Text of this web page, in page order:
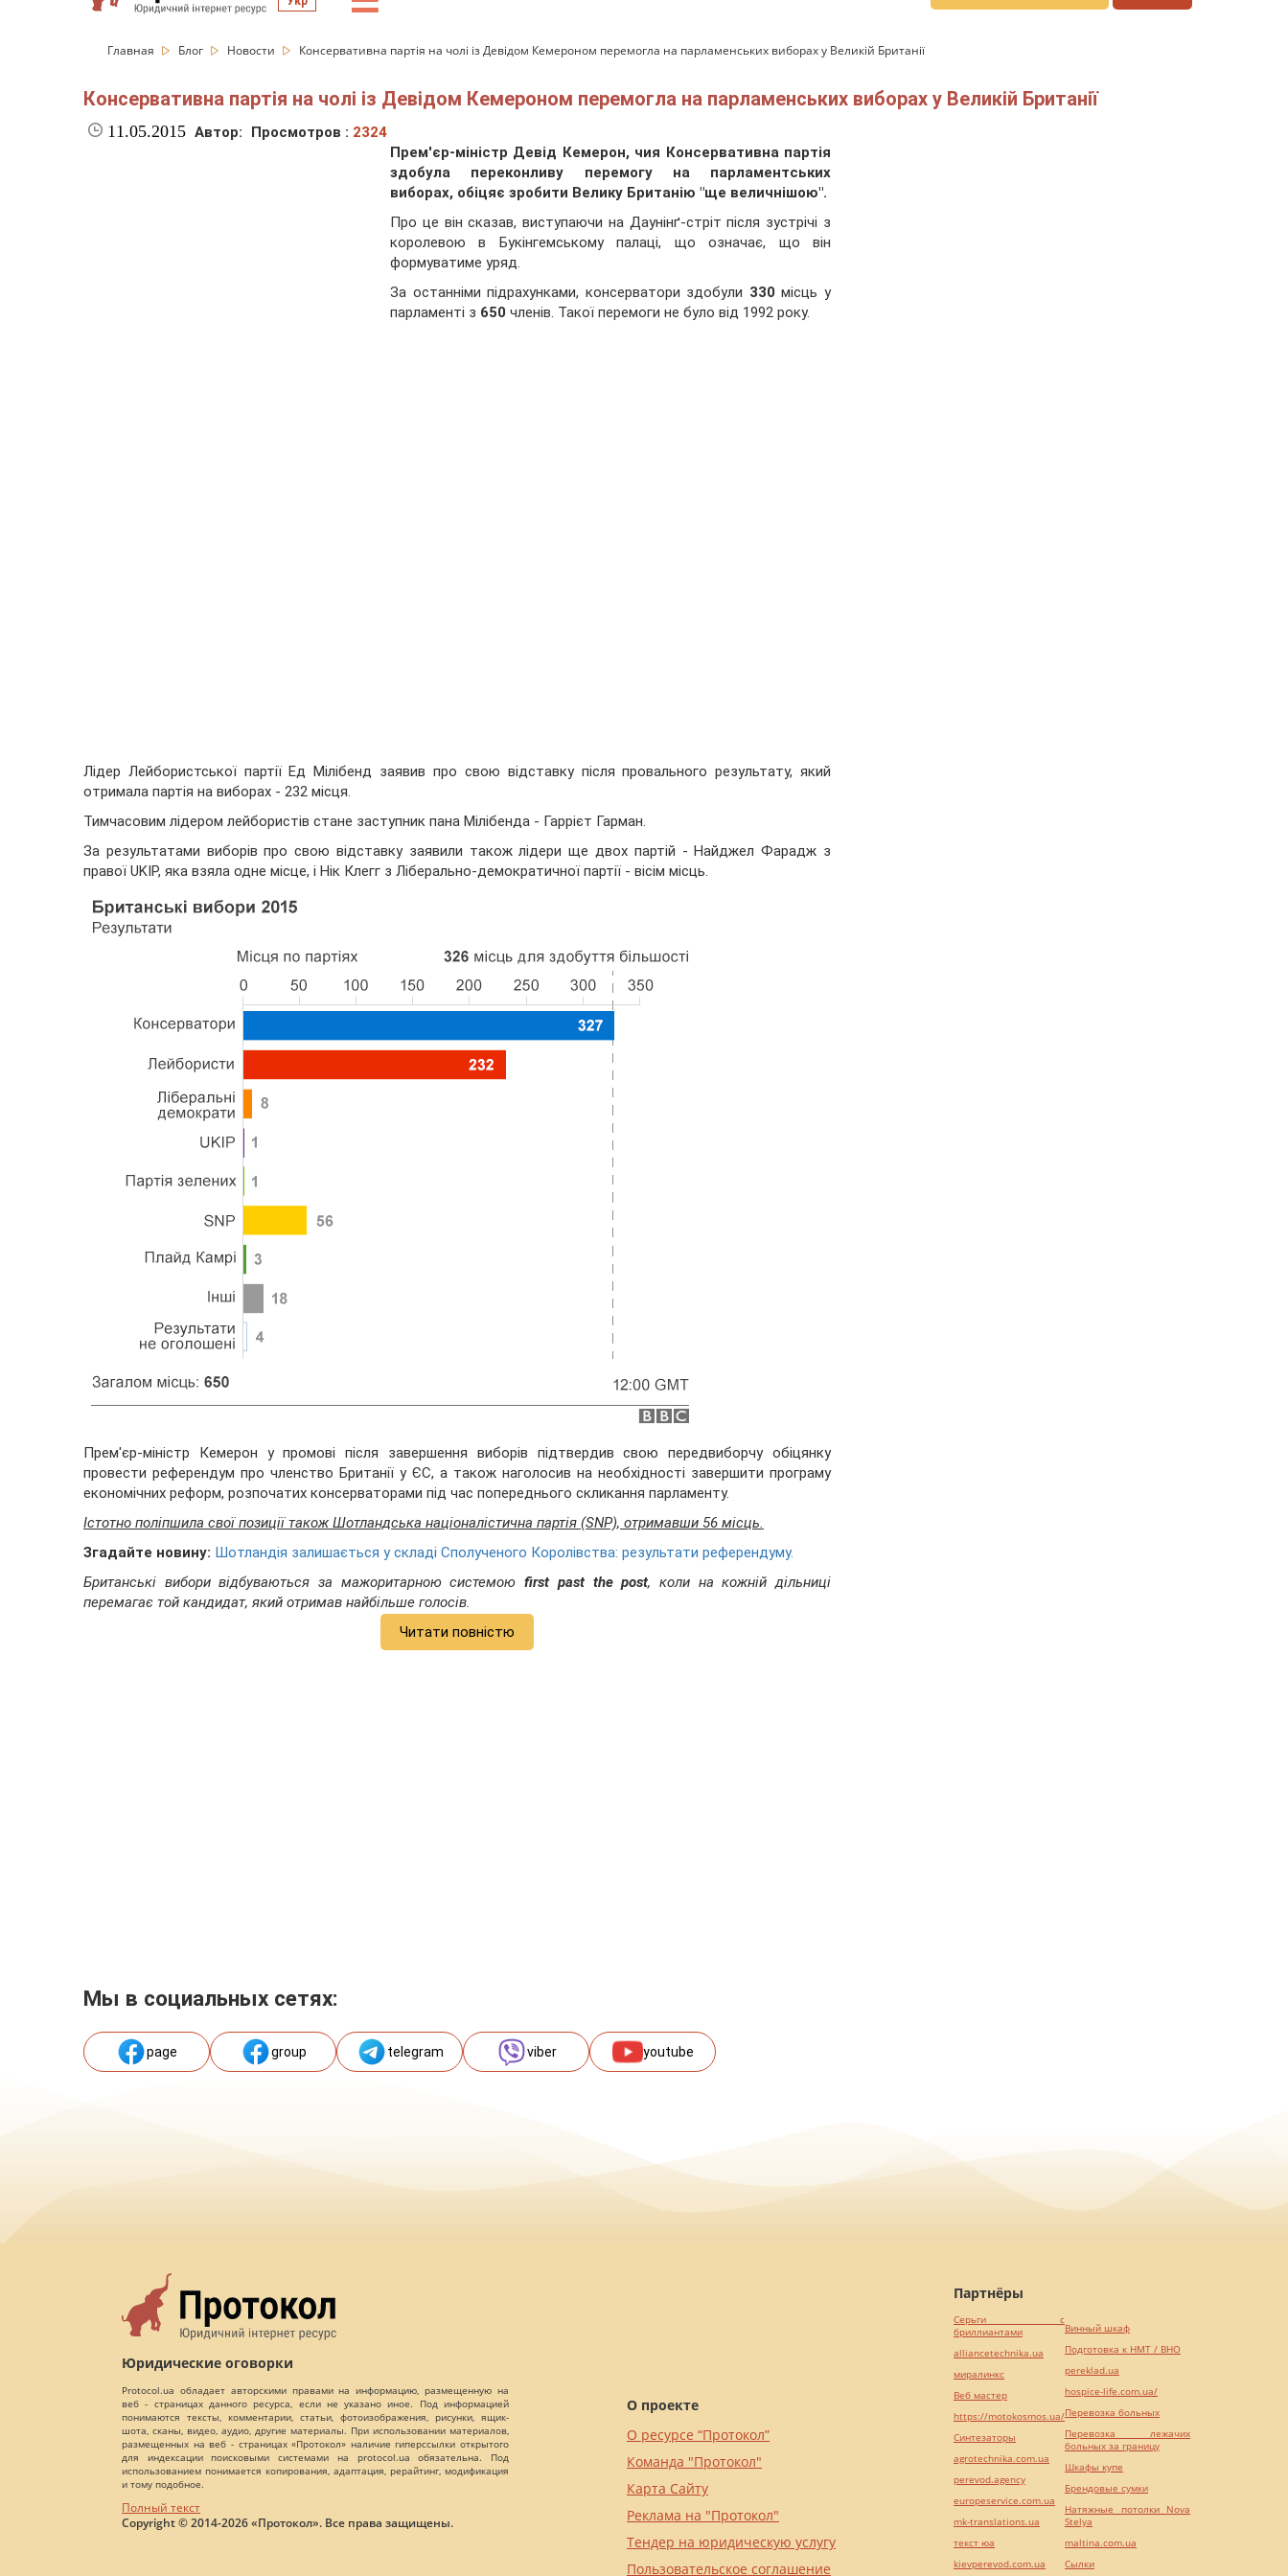
Главная Блог Новости Консервативна партія на чолі із Девідом Кемероном перемогла на парламенських виборах у Великій Британії
Консервативна партія на чолі із Девідом Кемероном перемогла на парламенських виборах у Великій Британії
11.05.2015 Автор: Просмотров : 2324
Прем'єр-міністр Девід Кемерон, чия Консервативна партія
здобула переконливу перемогу на парламентських
виборах, обіцяє зробити Велику Британію "ще величнішою".
Про це він сказав, виступаючи на Даунінґ-стріт після зустрічі з
королевою в Букінгемському палаці, що означає, що він
формуватиме уряд.
За останніми підрахунками, консерватори здобули 330місць у
парламенті з 650 членів. Такої перемоги не було від 1992 року.
Лідер Лейбористської партії Ед Мілібенд заявив про свою відставку після провального результату, який
отримала партія на виборах - 232 місця.
Тимчасовим лідером лейбористів стане заступник пана Мілібенда - Гаррієт Гарман.
За результатами виборів про свою відставку заявили також лідери ще двох партій - Найджел Фарадж з
правої UKIP, яка взяла одне місце, і Нік Клегг з Ліберально-демократичної партії - вісім місць.
Прем'єр-міністр Кемерон у промові після завершення виборів підтвердив свою передвиборчу обіцянку
провести референдум про членство Британії у ЄС, а також наголосив на необхідності завершити програму
економічних реформ, розпочатих консерваторами під час попереднього скликання парламенту.
Істотно поліпшила свої позиції також Шотландська націоналістична партія (SNP), отримавши 56 місць.
Згадайте новину: Шотландія залишається у складі Сполученого Королівства: результати референдуму.
Британські вибори відбуваються за мажоритарною системоюfirst past the post, коли на кожній дільниці
перемагає той кандидат, який отримав найбільше голосів.
Читати повністю
Мы в социальных сетях:
page group telegram viber youtube
Юридические оговорки
Protocol.ua обладает авторскими правами на информацию, размещенную на
веб - страницах данного ресурса, если не указано иное. Под информацией
понимаются тексты, комментарии, статьи, фотоизображения, рисунки, ящик-
шота, сканы, видео, аудио, другие материалы. При использовании материалов,
размещенных на веб - страницах «Протокол» наличие гиперссылки открытого
для индексации поисковыми системами на protocol.ua обязательна. Под
использованием понимается копирования, адаптация, рерайтинг, модификация
и тому подобное.
Полный текст
Copyright © 2014-2026 «Протокол». Все права защищены.
О проекте
О ресурсе “Протокол”
Команда "Протокол"
Карта Сайту
Реклама на "Протокол"
Тендер на юридическую услугу
Пользовательское соглашение
Партнёры
Серьги с
бриллиантами
alliancetechnika.ua
миралинкс
Веб мастер
https://motokosmos.ua/
Синтезаторы
agrotechnika.com.ua
perevod.agency
europeservice.com.ua
mk-translations.ua
текст юа
kievperevod.com.ua
Винный шкаф
Подготовка к НМТ / ВНО
pereklad.ua
hospice-life.com.ua/
Перевозка больных
Перевозка лежачих
больных за границу
Шкафы купе
Брендовые сумки
Натяжные потолки Nova
Stelya
maltina.com.ua
Cылки